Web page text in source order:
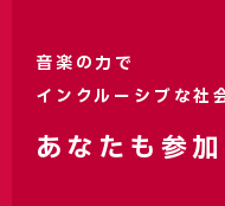
音楽の力で
インクルーシブな社
あなたも参